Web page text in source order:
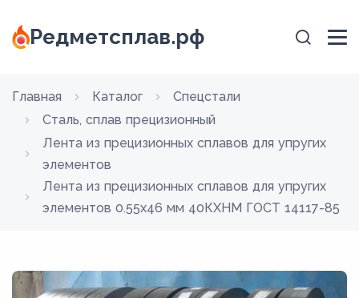
Редметсплав.рф
Главная Каталог
Спецстали
Сталь, сплав прецизионный
Лента из прецизионных сплавов для упругих
элементов
Лента из прецизионных сплавов для упругих
элементов 0.55x46 мм 40КХНМ ГОСТ 14117-85